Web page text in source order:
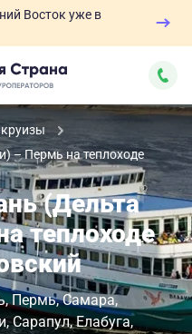
Восток уже в
– Пермь на теплоходе
(Дельта
теплоходе
Пермь Самара
Сарапул Елабуга